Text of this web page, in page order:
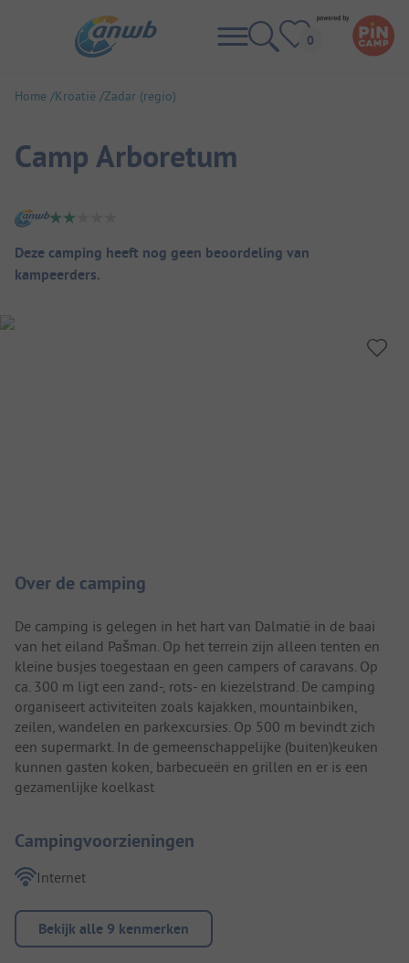
Home Kroatië Zadar (regio)
Camp Arboretum
Camping overzicht
Deze camping heeft nog geen beoordeling van
kampeerders.
Over de camping
De camping is gelegen in het hart van Dalmatië in de baai
van het eiland Pašman. Op het terrein zijn alleen tenten en
kleine busjes toegestaan en geen campers of caravans. Op
ca. 300 m ligt een zand-, rots- en kiezelstrand. De camping
organiseert activiteiten zoals kajakken, mountainbiken,
zeilen, wandelen en parkexcursies. Op 500 m bevindt zich
een supermarkt. In de gemeenschappelijke (buiten)keuken
kunnen gasten koken, barbecueën en grillen en er is een
gezamenlijke koelkast
Campingvoorzieningen
Internet
Bekijk alle 9 kenmerken